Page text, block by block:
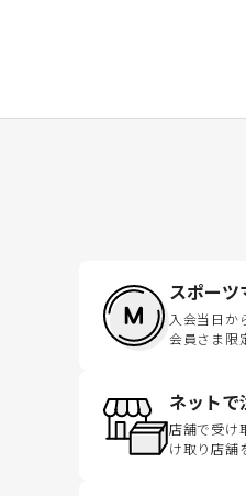
スポー
入会当日か
会員さま限
ネットで
店舗で受け
け取り店舗